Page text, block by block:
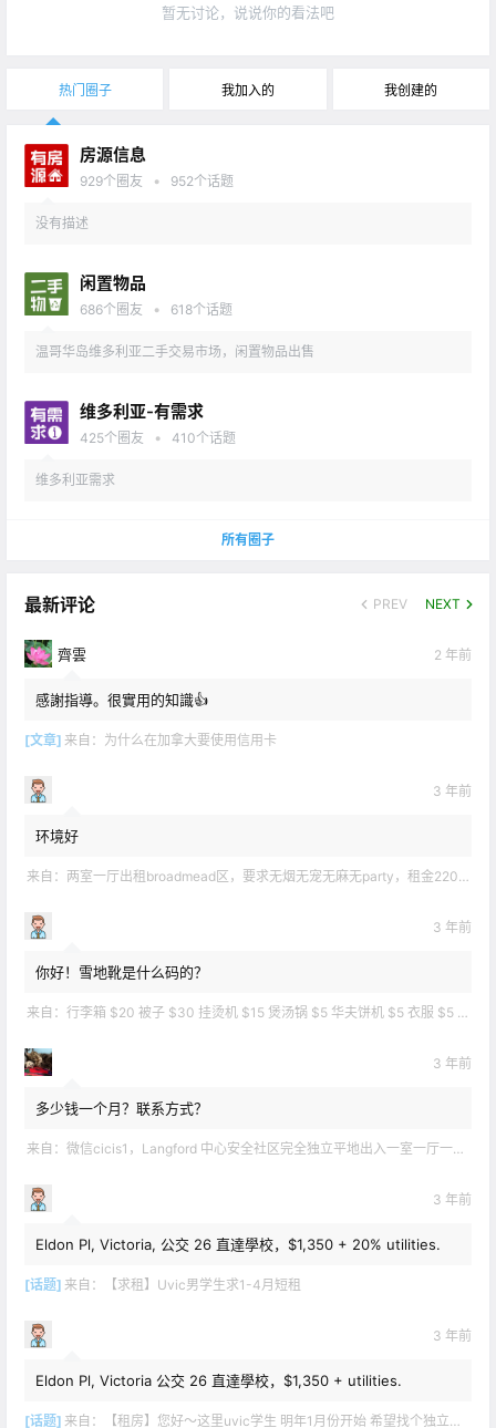
暂无讨论，说说你的看法吧
热门圈子 我加入的 我创建的
房源信息
929个圈友 • 952个话题
没有描述
闲置物品
686个圈友 • 618个话题
温哥华岛维多利亚二手交易市场，闲置物品出售
维多利亚-有需求
425个圈友 • 410个话题
维多利亚需求
所有圈子
最新评论 PREV NEXT
齊雲 2 年前
感謝指導。很實用的知識👍
[文章] 来自： 为什么在加拿大要使用信用卡
3 年前
环境好
来自： 两室一厅出租broadmead区，要求无烟无宠无麻无party，租金2200不包水电有意短信联系2508858496
3 年前
你好！雪地靴是什么码的？
来自： 行李箱 $20 被子 $30 挂烫机 $15 煲汤锅 $5 华夫饼机 $5 衣服 $5 雪地靴 $10 滑雪手套 $10 宜家衣物收纳 .
3 年前
多少钱一个月？联系方式？
来自： 微信cicis1，Langford 中心安全社区完全独立平地出入一室一厅一书房步行5分钟到公车站和商业圈 有后花园和.
3 年前
Eldon Pl, Victoria, 公交 26 直達學校，$1,350 + 20% utilities.
[话题] 来自： 【求租】Uvic男学生求1-4月短租
3 年前
Eldon Pl, Victoria 公交 26 直達學校，$1,350 + utilities.
[话题] 来自： 【租房】您好～这里uvic学生 明年1月份开始 希望找个独立出入的 爱干净 谢谢！